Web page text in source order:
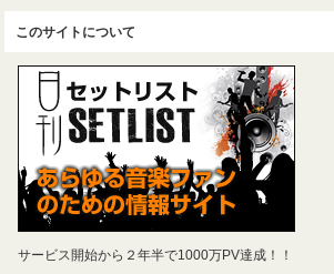
このサイトについて
サービス開始から２年半で1000万PV達成！！